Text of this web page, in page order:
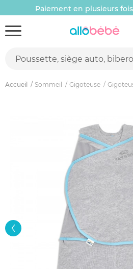
Paiement en plusieurs fois
Accueil Sommeil Gigoteuse